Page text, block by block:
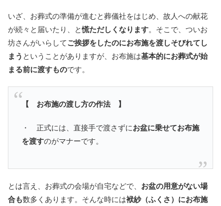
いざ、お葬式の準備が進むと葬儀社をはじめ、故人への献花
が続々と届いたり、と慌ただしくなります。そこで、ついお
坊さんがいらしてご挨拶をしたのにお布施を渡しそびれてし
まう ということがありますが、お布施は基本的にお葬式が始
まる前に渡すものです。
【 お布施の渡し方の作法 】
・ 正式には、直接手で渡さずにお盆に乗せてお布施
を渡すのがマナーです。
とは言え、お葬式の会場が自宅などで、 お盆の用意がない場
合も数多くあります。そんな時には袱紗（ふくさ）にお布施